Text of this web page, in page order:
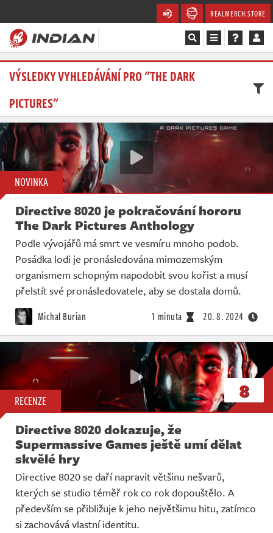
REALMERCH.STORE
Magazín
Recenze
Videa
Soutěže
Databáze
Komunita
Redakce
Živě
VÝSLEDKY VYHLEDÁVÁNÍ PRO "THE DARK
PICTURES"
NOVINKA
Directive 8020 je pokračování hororu
The Dark Pictures Anthology
Podle vývojářů má smrt ve vesmíru mnoho podob.
Posádka lodi je pronásledována mimozemským
organismem schopným napodobit svou kořist a musí
přelstít své pronásledovatele, aby se dostala domů.
Michal Burian 1 minuta 20. 8. 2024
RECENZE 8
Directive 8020 dokazuje, že
Supermassive Games ještě umí dělat
skvělé hry
Directive 8020 se daří napravit většinu nešvarů,
kterých se studio téměř rok co rok dopouštělo. A
především se přibližuje k jeho největšimu hitu, zatímco
si zachovává vlastní identitu.